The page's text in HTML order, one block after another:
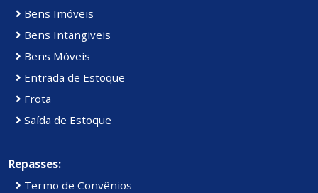
Bens Imóveis
Bens Intangiveis
Bens Móveis
Entrada de Estoque
Frota
Saída de Estoque
Repasses:
Termo de Convênios